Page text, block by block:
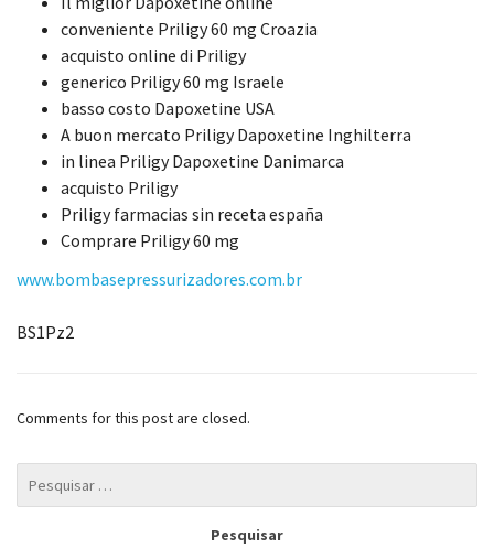
conveniente Priligy 60 mg Croazia
acquisto online di Priligy
generico Priligy 60 mg Israele
basso costo Dapoxetine USA
A buon mercato Priligy Dapoxetine Inghilterra
in linea Priligy Dapoxetine Danimarca
acquisto Priligy
Priligy farmacias sin receta españa
Comprare Priligy 60 mg
www.bombasepressurizadores.com.br
BS1Pz2
Comments for this post are closed.